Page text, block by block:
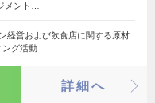
メント…
経営および飲食店に関する原材
ング活動
詳細へ